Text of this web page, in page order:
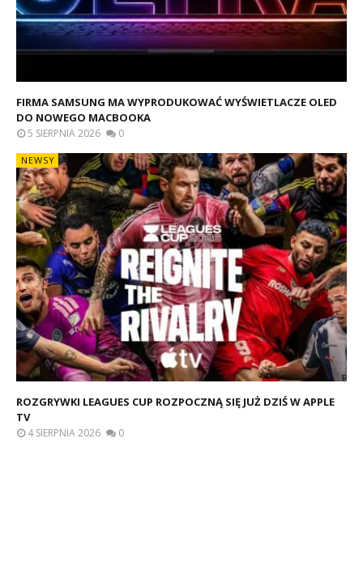
FIRMA SAMSUNG MA WYPRODUKOWAĆ WYŚWIETLACZE OLED
DO NOWEGO MACBOOKA
5 SIERPNIA 2026 0
NEWSY
ROZGRYWKI LEAGUES CUP ROZPOCZNĄ SIĘ JUŻ DZIŚ W APPLE
TV
4 SIERPNIA 2026 0